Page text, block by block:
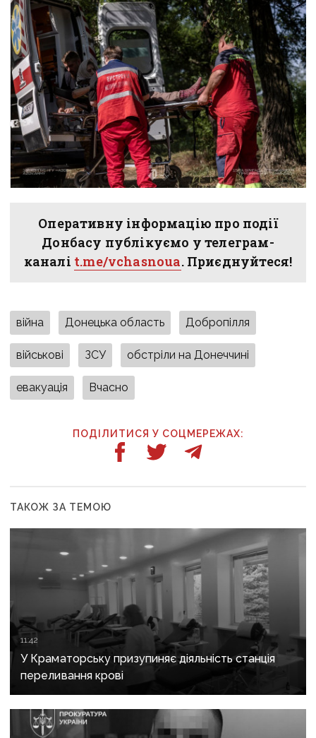
Оперативну інформацію про події
Донбасу публікуємо у телеграм-
каналі t.me/vchasnoua. Приєднуйтеся!
війна Донецька область Добропілля
військові ЗСУ обстріли на Донеччині
евакуація Вчасно
ПОДІЛИТИСЯ У СОЦМЕРЕЖАХ:
ТАКОЖ ЗА ТЕМОЮ
11:42
У Краматорську призупиняє діяльність станція
переливання крові